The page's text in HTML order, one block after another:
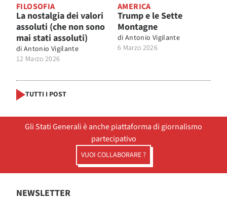
FILOSOFIA
La nostalgia dei valori
assoluti (che non sono
mai stati assoluti)
di Antonio Vigilante
12 Marzo 2026
AMERICA
Trump e le Sette
Montagne
di Antonio Vigilante
6 Marzo 2026
TUTTI I POST
Gli Stati Generali è anche piattaforma di giornalismo
partecipativo
VUOI COLLABORARE ?
NEWSLETTER